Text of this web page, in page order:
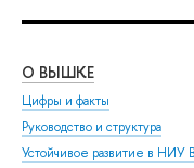
О ВЫШКЕ
Цифры и факты
Руководство и структура
Устойчивое развитие в